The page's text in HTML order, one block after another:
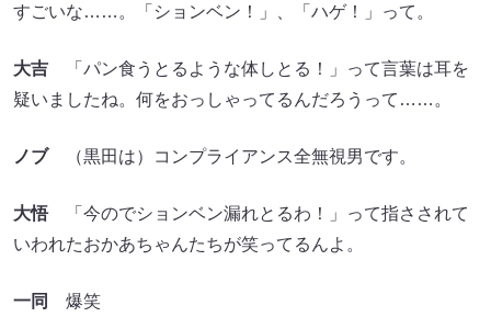
すごいな……。「ションベン！」、「ハゲ！」って。
大吉 「パン食うとるような体しとる！」って言葉は耳を
疑いましたね。何をおっしゃってるんだろうって……。
ノブ（黒田は）コンプライアンス全無視男です。
大悟「今のでションベン漏れとるわ！」って指さされて
いわれたおかあちゃんたちが笑ってるんよ。
一同 爆笑